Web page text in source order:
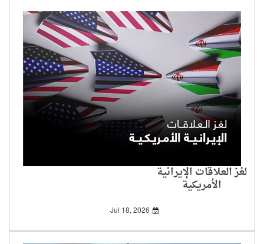
لغز العلاقات الإيرانية
الأمريكية
Jul 18, 2026